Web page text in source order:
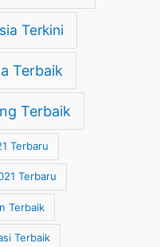
Terkini
Terbaik
Terbaik
Terbaru
Terbaru
Terbaik
Terbaik